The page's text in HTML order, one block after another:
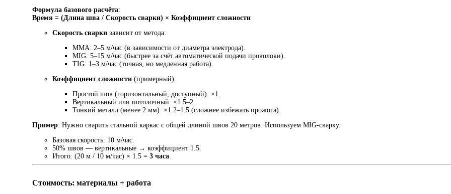
Формула базового расчёта:
Время = (Длина шва / Скорость сварки) × Коэффициент сложности
Скорость сварки зависит от метода:
MMA: 2–5 м/час (в зависимости от диаметра электрода).
MIG: 5–15 м/час (быстрее за счёт автоматической подачи проволоки).
TIG: 1–3 м/час (точная, но медленная работа).
Коэффициент сложности (примерный):
Простой шов (горизонтальный, доступный): ×1.
Вертикальный или потолочный: ×1.5–2.
Тонкий металл (менее 2 мм): ×1.2–1.5 (сложнее избежать прожога).
Пример: Нужно сварить стальной каркас с общей длиной швов 20 метров. Используем MIG-сварку.
Базовая скорость: 10 м/час.
50% швов — вертикальные → коэффициент 1.5.
Итого: (20 м / 10 м/час) × 1.5 = 3 часа.
Стоимость: материалы + работа